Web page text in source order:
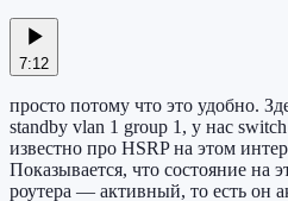
7:12
просто потому что это удобно.
standby vlan 1 group 1, у нас
известно про HSRP на этом
Показывается, что состояние на
роутера — активный, то есть он